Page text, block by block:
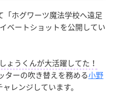
ホグワーツ魔法学校へ遠足
ベートショットを公開してい
ょうくんが大活躍してた！
ターの吹き替えを務める小野
レンジしています。